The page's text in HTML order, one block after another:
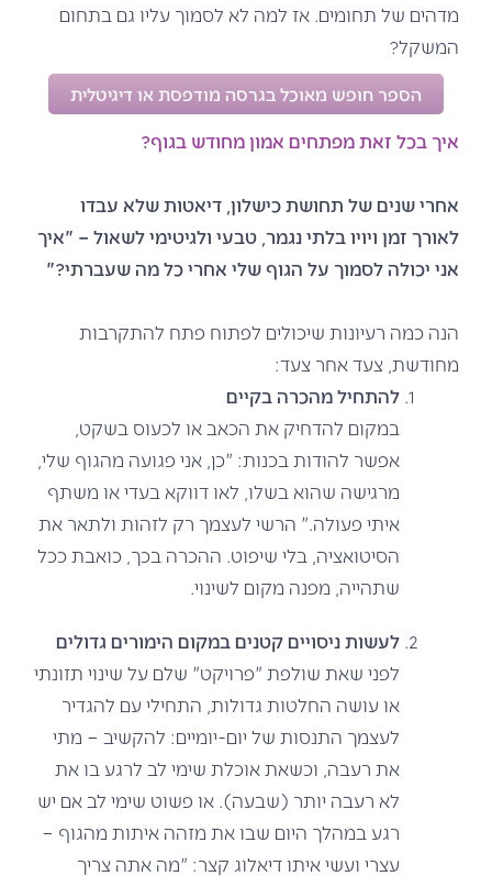
מדהים של תחומים. אז למה לא לסמוך עליו גם בתחום
המשקל?
הספר חופש מאוכל בגרסה מודפסת או דיגיטלית
איך בכל זאת מפתחים אמון מחודש בגוף?
אחרי שנים של תחושת כישלון, דיאטות שלא עבדו
לאורך זמן ויויו בלתי נגמר, טבעי ולגיטימי לשאול – "איך
אני יכולה לסמוך על הגוף שלי אחרי כל מה שעברתי?"
הנה כמה רעיונות שיכולים לפתוח פתח להתקרבות
מחודשת, צעד אחר צעד:
להתחיל מהכרה בקיים
במקום להדחיק את הכאב או לכעוס בשקט,
אפשר להודות בכנות: "כן, אני פגועה מהגוף שלי,
מרגישה שהוא בשלו, לאו דווקא בעדי או משתף
איתי פעולה." הרשי לעצמך רק לזהות ולתאר את
הסיטואציה, בלי שיפוט. ההכרה בכך, כואבת ככל
שתהייה, מפנה מקום לשינוי.
לעשות ניסויים קטנים במקום הימורים גדולים
לפני שאת שולפת "פרויקט" שלם על שינוי תזונתי
או עושה החלטות גדולות, התחילי עם להגדיר
לעצמך התנסות של יום-יומיים: להקשיב – מתי
את רעבה, וכשאת אוכלת שימי לב לרגע בו את
לא רעבה יותר (שבעה). או פשוט שימי לב אם יש
רגע במהלך היום שבו את מזהה איתות מהגוף –
עצרי ועשי איתו דיאלוג קצר: "מה אתה צריך